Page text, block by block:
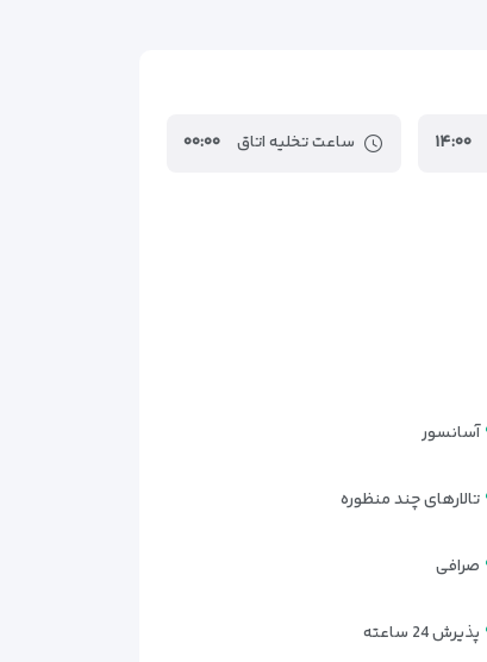
۱۴:۰۰ ساعت تخلیه اتاق ۰۰:۰۰
آسانسور
تالارهای چند منظوره
صرافی
پذیرش 24 ساعته